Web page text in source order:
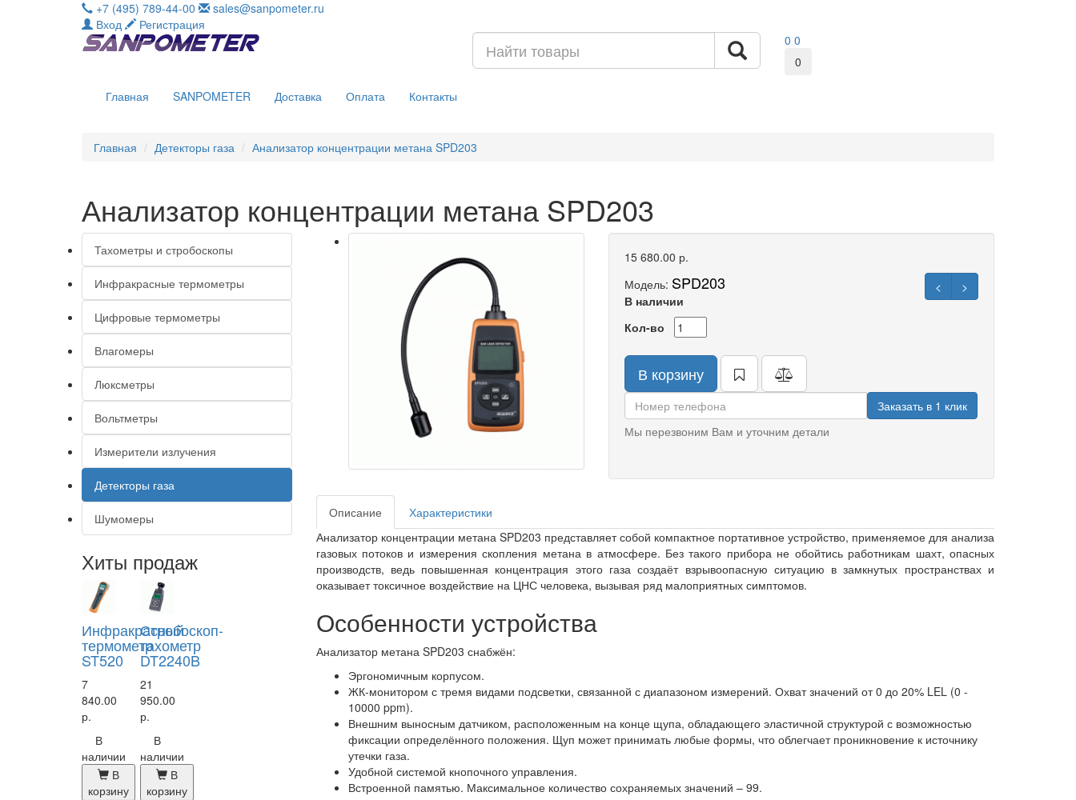
+7 (495) 789-44-00
sales@sanpometer.ru
Вход
Регистрация
0 0
0
Главная SANPOMETER Доставка Оплата Контакты
Главная Детекторы газа Анализатор концентрации метана SPD203
Анализатор концентрации метана SPD203
Тахометры и стробоскопы
Инфракрасные термометры
Цифровые термометры
Влагомеры
Люксметры
Вольтметры
Измерители излучения
Детекторы газа
Шумомеры
Хиты продаж
Инфракрасный
термометр
ST520
7
840.00
р.
В
наличии
В
корзину
Стробоскоп-
тахометр
DT2240B
21
950.00
р.
В
наличии
В
корзину
15 680.00 р.
Модель: SPD203 <
>
В наличии
Кол-во
В корзину
Заказать в 1 клик
Мы перезвоним Вам и уточним детали
Описание
Характеристики
Анализатор концентрации метана SPD203 представляет собой компактное портативное устройство, применяемое для анализа
газовых потоков и измерения скопления метана в атмосфере. Без такого прибора не обойтись работникам шахт, опасных
производств, ведь повышенная концентрация этого газа создаёт взрывоопасную ситуацию в замкнутых пространствах и
оказывает токсичное воздействие на ЦНС человека, вызывая ряд малоприятных симптомов.
Особенности устройства
Анализатор метана SPD203 снабжён:
Эргономичным корпусом.
ЖК-монитором с тремя видами подсветки, связанной с диапазоном измерений. Охват значений от 0 до 20% LEL (0 -
10000 ppm).
Внешним выносным датчиком, расположенным на конце щупа, обладающего эластичной структурой с возможностью
фиксации определённого положения. Щуп может принимать любые формы, что облегчает проникновение к источнику
утечки газа.
Удобной системой кнопочного управления.
Встроенной памятью. Максимальное количество сохраняемых значений – 99.